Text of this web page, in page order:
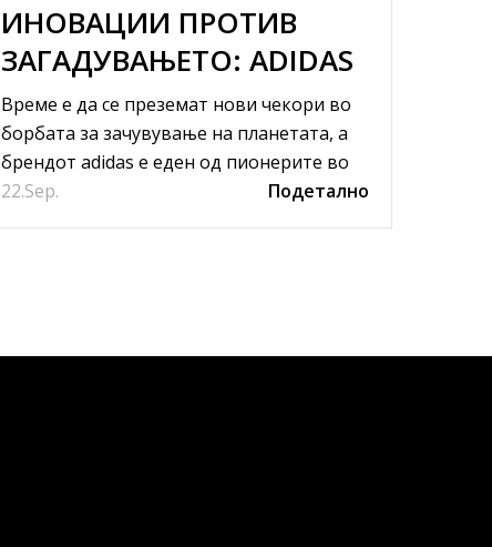
22.Sep.
ИНОВАЦИИ ПРОТИВ
ЗАГАДУВАЊЕТО: ADIDAS
ВО БОРБА ЗА ПОДОБРА
ИДНИНА
Време е да се преземат нови чекори во
борбата за зачувување на планетата, а
брендот adidas е еден од пионерите во
таа мисија.
Подетално